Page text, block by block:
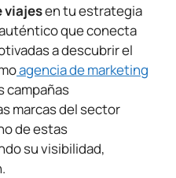
viajesen tu estrategia
que conecta
a descubrir el
agencia de marketing
campañas
marcas del sector
de estas
su visibilidad,